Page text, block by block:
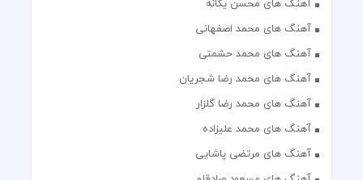
آهنگ های محمد اصفهانی
آهنگ های محمد حشمتی
آهنگ های محمد رضا شجریان
آهنگ های محمد رضا گلزار
آهنگ های محمد علیزاده
آهنگ های مرتضی پاشایی